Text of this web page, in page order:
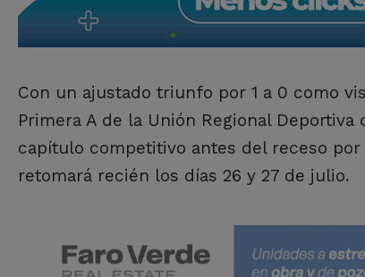
Con un ajustado triunfo por 1 a 0 como
Primera A de la Unión Regional
capítulo competitivo antes del receso
retomará recién los días 26 y 27 de julio.